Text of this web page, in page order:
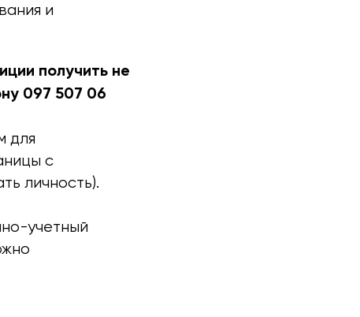
и
получить не
097 507 06
для
с
личность).
учетный